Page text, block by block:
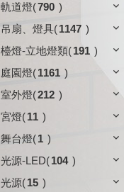
軌道燈(790 )
吊扇、燈具(1147 )
檯燈-立地燈類(191 )
庭園燈(1161 )
室外燈(212 )
宮燈(11 )
舞台燈(1 )
光源-LED(104 )
光源(15 )